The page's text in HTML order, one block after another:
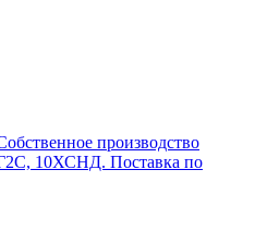
производство
10ХСНД. Поставка по